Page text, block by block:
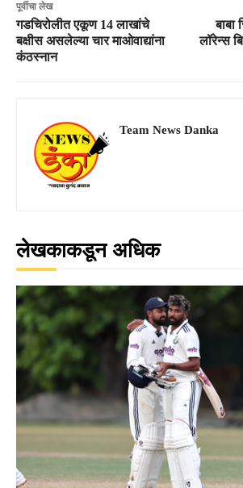
पूर्वीचा लेख
गडचिरोलीत एकूण 14 लाखांचे
बक्षीस असलेल्या चार माओवाद्यांना
कंठस्नान
बाबा
लॉरेन्स
Team News Danka
लेखकाकडून अधिक